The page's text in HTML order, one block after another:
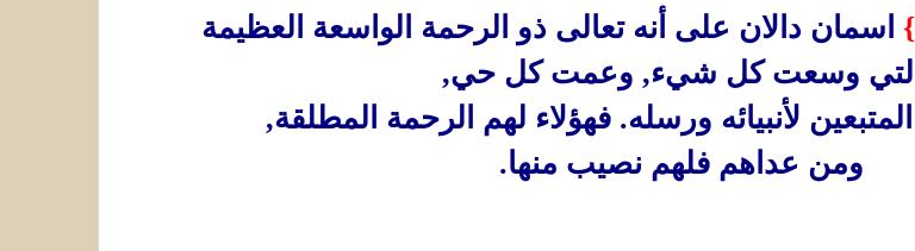
اسمان دالان على أنه تعالى ذو الرحمة الواسعة العظيمة
التي وسعت كل شيء, وعمت كل حي,
لأنبيائه ورسله. فهؤلاء لهم الرحمة المطلقة,
ومن عداهم فلهم نصيب منها.